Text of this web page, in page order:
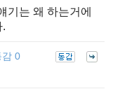
기는 왜 하는거에
.
감 0